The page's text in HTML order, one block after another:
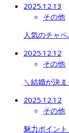
2025.12.13
その他
人気のチャ
2025.12.12
その他
＼結婚が決
2025.12.12
その他
魅力ポイン